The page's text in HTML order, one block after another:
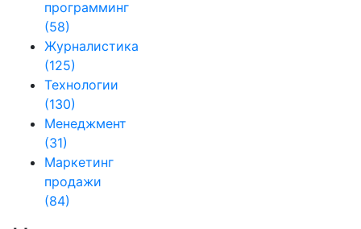
программинг
(58)
Журналистика
(125)
Технологии
(130)
Менеджмент
(31)
Маркетинг
продажи
(84)